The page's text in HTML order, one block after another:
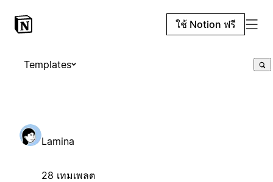
ใช้ Notion ฟรี
Templates
Lamina
28 เทมเพลต